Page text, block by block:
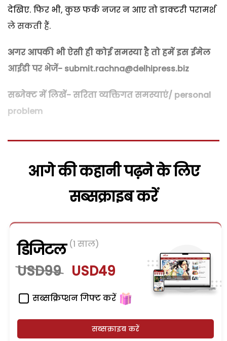
देखिए. फिर भी, कुछ फर्क नजर न आए तो डाक्टरी परामर्श
ले सकती हैं.
अगर आपकी भी ऐसी ही कोई समस्या है तो हमें इस ईमेल
आईडी पर भेजें- submit.rachna@delhipress.biz
सब्जेक्ट में लिखें- सरिता व्यक्तिगत समस्याएं/ personal
problem
आगे की कहानी पढ़ने के लिए
सब्सक्राइब करें
डिजिटल (1 साल)
USD99 USD49
सब्सक्रिप्शन गिफ्ट करें
सब्सक्राइब करें